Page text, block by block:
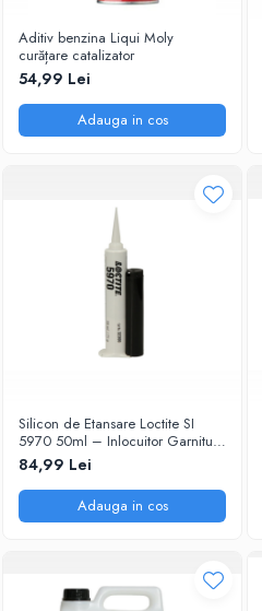
Aditiv benzina Liqui Moly
curățare catalizator
54,99 Lei
Adauga in cos
Silicon de Etansare Loctite SI
5970 50ml – Inlocuitor Garnituri
Flanse, Rezistent -50°C / +200°C,
Uscare 25 Minute, Metal si Plastic
84,99 Lei
Adauga in cos